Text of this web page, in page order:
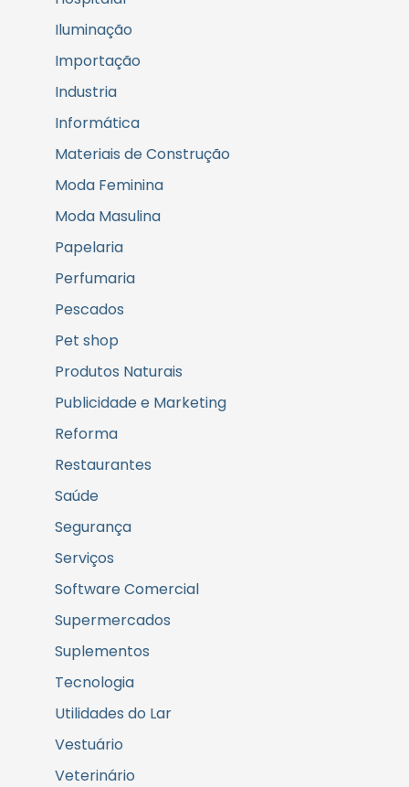
Iluminação
Importação
Industria
Informática
Materiais de Construção
Moda Feminina
Moda Masulina
Papelaria
Perfumaria
Pescados
Pet shop
Produtos Naturais
Publicidade e Marketing
Reforma
Restaurantes
Saúde
Segurança
Serviços
Software Comercial
Supermercados
Suplementos
Tecnologia
Utilidades do Lar
Vestuário
Veterinário